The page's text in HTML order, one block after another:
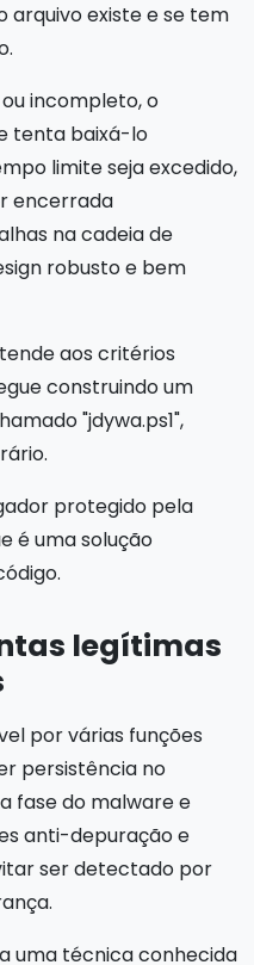
arquivo existe e se tem
incompleto, o
tenta baixá-lo
limite seja excedido,
encerrada
na cadeia de
robusto e bem
aos critérios
construindo um
"jdywa.ps1",
protegido pela
é uma solução
legítimas
por várias funções
persistência no
fase do malware e
anti-depuração e
ser detectado por
uma técnica conhecida